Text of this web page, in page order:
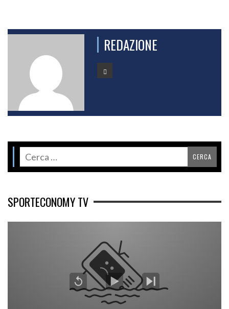
REDAZIONE
SPORTECONOMY TV